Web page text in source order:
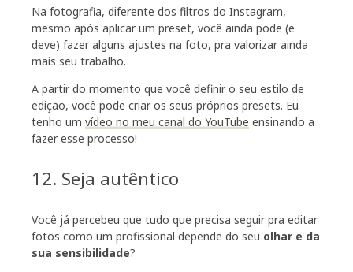
Na fotografia, diferente dos filtros do Instagram,
mesmo após aplicar um preset, você ainda pode (e
deve) fazer alguns ajustes na foto, pra valorizar ainda
mais seu trabalho.
A partir do momento que você definir o seu estilo de
edição, você pode criar os seus próprios presets. Eu
tenho um vídeo no meu canal do YouTube ensinando a
fazer esse processo!
12. Seja autêntico
Você já percebeu que tudo que precisa seguir pra editar
fotos como um profissional depende do seu olhar e da
sua sensibilidade?